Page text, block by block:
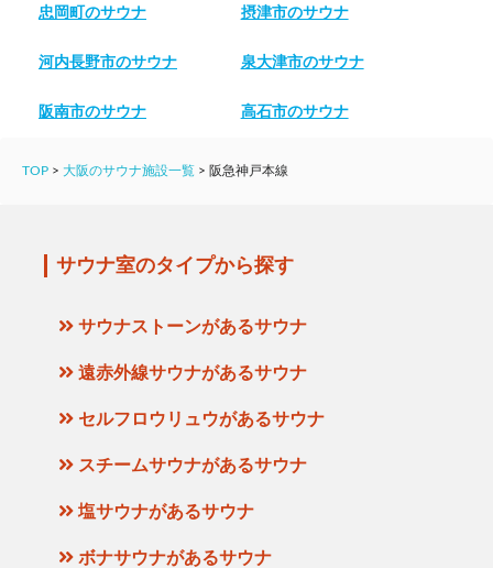
忠岡町のサウナ 摂津市のサウナ
河内長野市のサウナ 泉大津市のサウナ
阪南市のサウナ 高石市のサウナ
TOP > 大阪のサウナ施設一覧 > 阪急神戸本線
サウナ室のタイプから探す
サウナストーンがあるサウナ
遠赤外線サウナがあるサウナ
セルフロウリュウがあるサウナ
スチームサウナがあるサウナ
塩サウナがあるサウナ
ボナサウナがあるサウナ